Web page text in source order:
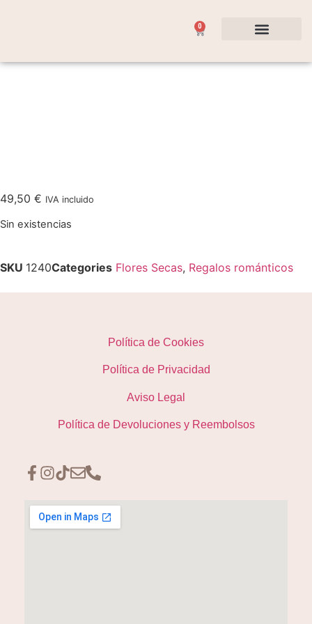
0
49,50 € IVA incluido
Sin existencias
SKU 1240Categories Flores Secas, Regalos románticos
Política de Cookies
Política de Privacidad
Aviso Legal
Política de Devoluciones y Reembolsos